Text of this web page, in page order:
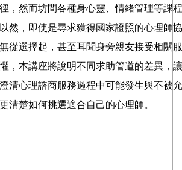
，然而坊間各種身心靈、情緒管理等課
然，即使是尋求獲得國家證照的心理師
從選擇起，甚至耳聞身旁親友接受相關
，本講座將說明不同求助管道的差異，
清心理諮商服務過程中可能發生與不被
清楚如何挑選適合自己的心理師。